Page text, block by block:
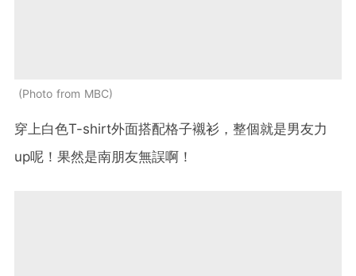
Photo from MBC
穿上白色T-shirt外面搭配格子襯衫，整個就是男友力
up呢！果然是南朋友無誤啊！